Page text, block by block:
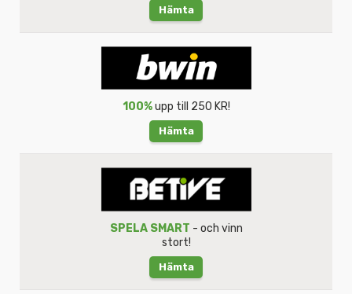
Hämta
100%upp till 250 KR!
Hämta
SPELA SMART - och vinn
stort!
Hämta